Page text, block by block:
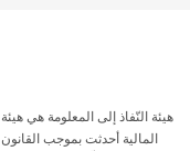
هيئة النّفاذ إلى المعلومة هي